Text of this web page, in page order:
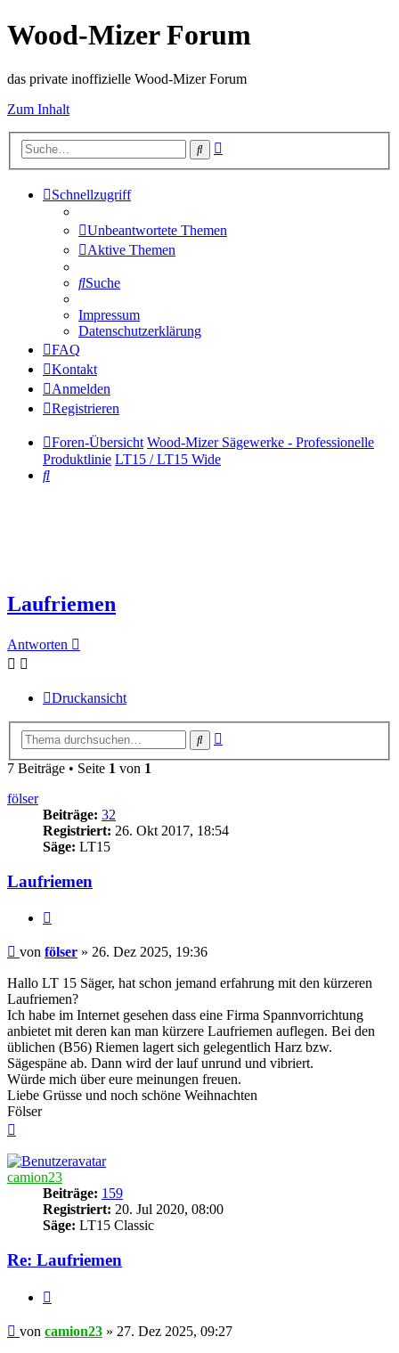
Wood-Mizer Forum
das private inoffizielle Wood-Mizer Forum
Zum Inhalt
Suche
Schnellzugriff
Unbeantwortete Themen
Aktive Themen
Suche
Impressum
Datenschutzerklärung
FAQ
Kontakt
Anmelden
Registrieren
Foren-Übersicht Wood-Mizer Sägewerke - Professionelle
Produktlinie LT15 / LT15 Wide
Suche
Laufriemen
Antworten
Druckansicht
Suche
7 Beiträge • Seite 1 von 1
fölser
Beiträge: 32
Registriert: 26. Okt 2017, 18:54
Säge: LT15
Laufriemen
Beitrag
von fölser » 26. Dez 2025, 19:36
Hallo LT 15 Säger, hat schon jemand erfahrung mit den kürzeren
Laufriemen?
Ich habe im Internet gesehen dass eine Firma Spannvorrichtung
anbietet mit deren kan man kürzere Laufriemen auflegen. Bei den
üblichen (B56) Riemen lagert sich gelegentlich Harz bzw.
Sägespäne ab. Dann wird der lauf unrund und vibriert.
Würde mich über eure meinungen freuen.
Liebe Grüsse und noch schöne Weihnachten
Fölser
camion23
Beiträge: 159
Registriert: 20. Jul 2020, 08:00
Säge: LT15 Classic
Re: Laufriemen
Beitrag
von camion23 » 27. Dez 2025, 09:27